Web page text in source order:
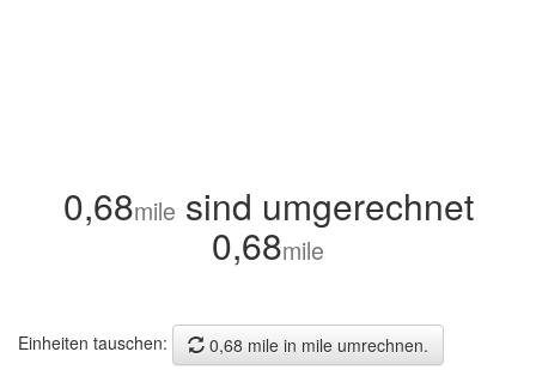
0,68mile sind umgerechnet
0,68mile
Einheiten tauschen:
0,68 mile in mile umrechnen.